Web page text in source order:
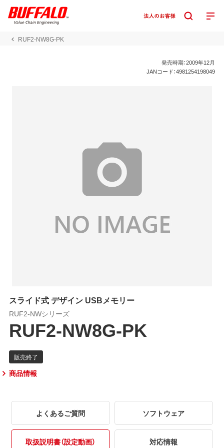
RUF2-NW8G-PK
発売時期：2009年12月
JANコード：4981254198049
スライド式 デザイン USBメモリー
RUF2-NWシリーズ
RUF2-NW8G-PK
商品情報
よくあるご質問 ソフトウェア
取扱説明書（設定動画） 対応情報